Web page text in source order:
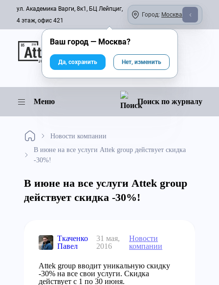
ул. Академика Варги, 8к1, БЦ Лейпциг,
4 этаж, офис 421
Город: Москва
Онлайн-журнал
Меню Поиск по журналу
Новости компании
В июне на все услуги Attek group действует скидка
-30%!
В июне на все услуги Attek group
действует скидка -30%!
Ткаченко
Павел
31 мая,
2016
Новости
компании
Attek group вводит уникальную скидку
-30% на все свои услуги. Скидка
действует с 1 по 30 июня.
Ваш город — Москва?
Да, сохранить Нет, изменить